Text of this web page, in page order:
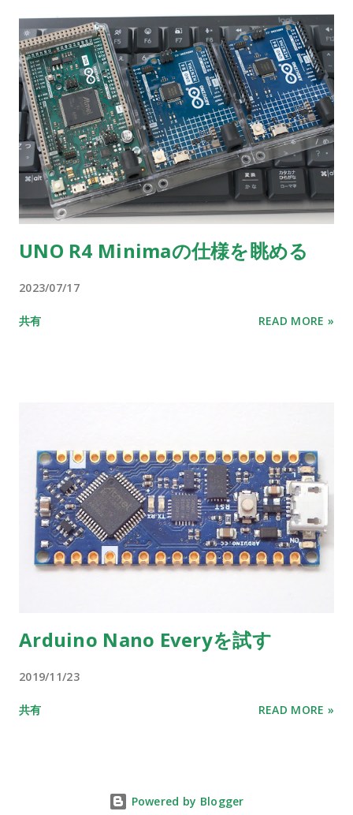
UNO R4 Minimaの仕様を眺める
2023/07/17
共有 READ MORE »
Arduino Nano Everyを試す
2019/11/23
共有 READ MORE »
Powered by Blogger